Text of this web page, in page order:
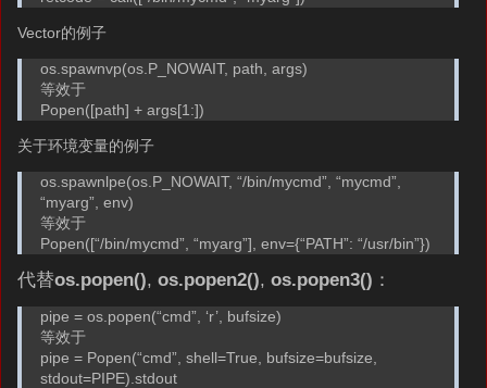
Vector的例子
os.spawnvp(os.P_NOWAIT, path, args)
等效于
Popen([path] + args[1:])
关于环境变量的例子
os.spawnlpe(os.P_NOWAIT, “/bin/mycmd”, “mycmd”,
“myarg”, env)
等效于
Popen([“/bin/mycmd”, “myarg”], env={“PATH”: “/usr/bin”})
代替os.popen(),os.popen2(),os.popen3() ：
pipe = os.popen(“cmd”, ‘r’, bufsize)
等效于
pipe = Popen(“cmd”, shell=True, bufsize=bufsize,
stdout=PIPE).stdout